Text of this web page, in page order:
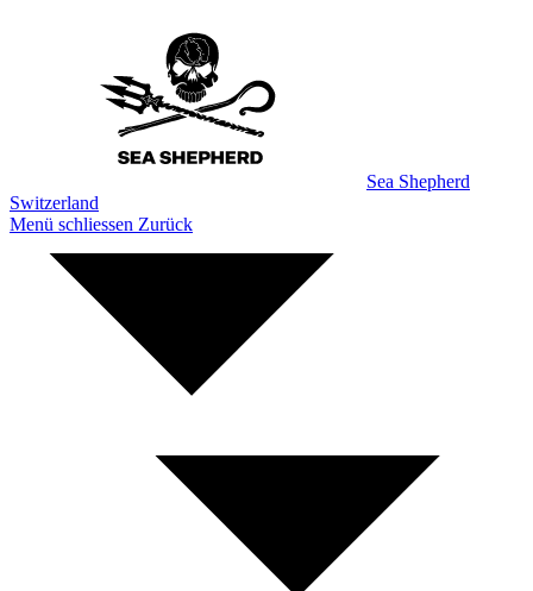
Sea Shepherd
Switzerland
Menü schliessen Zurück